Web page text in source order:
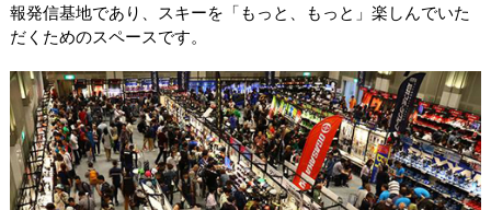
報発信基地であり、スキーを「もっと、もっと」楽しんでいた
だくためのスペースです。